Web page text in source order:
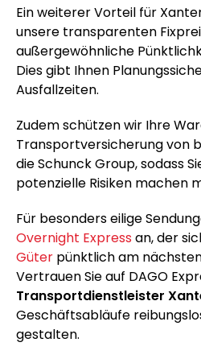
Ein weiterer Vorteil für
unsere transparenten
außergewöhnliche
Dies gibt Ihnen
Ausfallzeiten.
Zudem schützen wir Ihre
Transportversicherung von
die Schunck Group, sodass
potenzielle Risiken machen
Für besonders eilige
Overnight Express an, der
Güter pünktlich am
Vertrauen Sie auf DAGO
Transportdienstleister
Geschäftsabläufe
gestalten.